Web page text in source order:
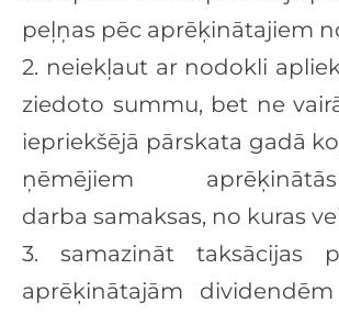
peļņas pēc aprēķinātajiem
2. neiekļaut ar nodokli
ziedoto summu, bet ne
iepriekšējā pārskata gadā
ņēmējiem
darba samaksas, no kuras
3. samazināt taksācijas
aprēķinātajām